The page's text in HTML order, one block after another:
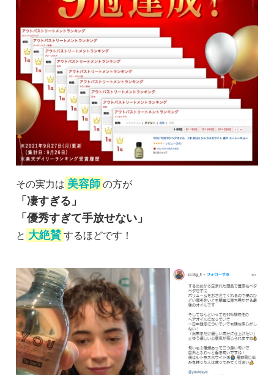
その実力は 美容師 の方が
「凄すぎる」
「優秀すぎて手放せない」
と 大絶賛 するほどです！